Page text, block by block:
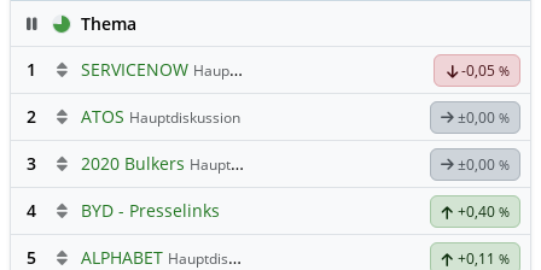
PauseThema
1
SERVICENOW Hauptdiskussion -0,05 %
2 ATOS Hauptdiskussion ±0,00 %
3 2020 Bulkers Hauptdiskussion ±0,00 %
4 BYD - Presselinks +0,40 %
5 ALPHABET Hauptdiskussion +0,11 %